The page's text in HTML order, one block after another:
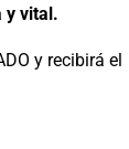
y vital.
y recibirá el